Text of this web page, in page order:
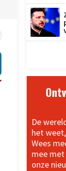
De
het
Wees
mee met
onze